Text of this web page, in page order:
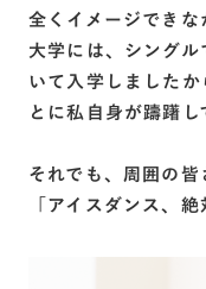
全くイメージできな
大学には、シング
いて入学しました
とに私自身が躊躇し
それでも、周囲の皆
「アイスダンス、